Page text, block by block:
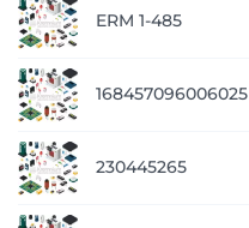
ERM 1-485
168457096006025
230445265